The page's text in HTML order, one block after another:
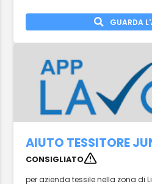
GUARDA
AIUTO TESSITORE
CONSIGLIATO
per azienda tessile nella zona di